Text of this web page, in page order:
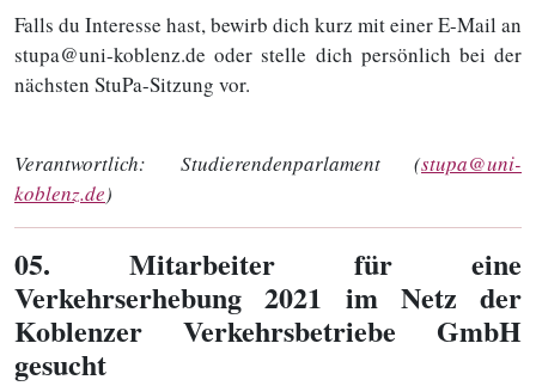
Falls du Interesse hast, bewirb dich kurz mit einer E-Mail an
stupa@uni-koblenz.de oder stelle dich persönlich bei der
nächsten StuPa-Sitzung vor.
Verantwortlich: Studierendenparlament (stupa@uni-
koblenz.de)
05. Mitarbeiter für eine
Verkehrserhebung 2021 im Netz der
Koblenzer Verkehrsbetriebe GmbH
gesucht